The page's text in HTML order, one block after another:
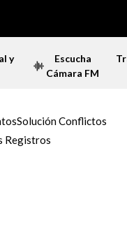
y
Escucha
Cámara FM
Solución Conflictos
Registros